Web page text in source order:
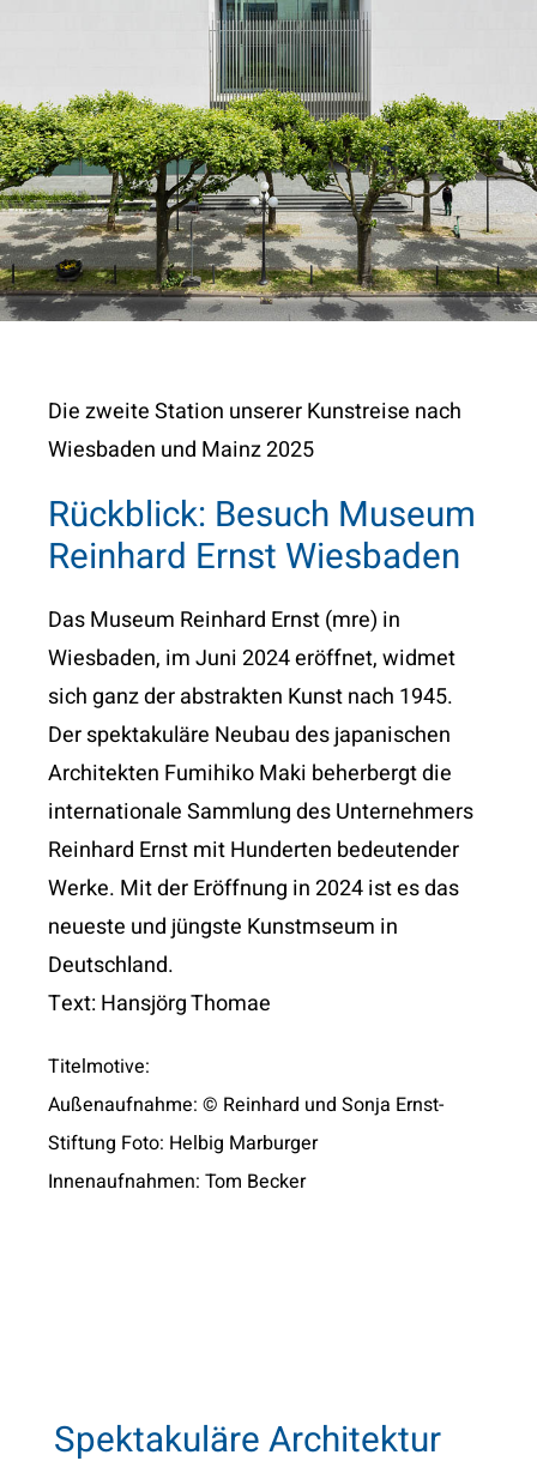
KONTAKT
Die zweite Station unserer Kunstreise nach
Wiesbaden und Mainz 2025
Rückblick: Besuch Museum
Reinhard Ernst Wiesbaden
Das Museum Reinhard Ernst (mre) in
Wiesbaden, im Juni 2024 eröffnet, widmet
sich ganz der abstrakten Kunst nach 1945.
Der spektakuläre Neubau des japanischen
Architekten Fumihiko Maki beherbergt die
internationale Sammlung des Unternehmers
Reinhard Ernst mit Hunderten bedeutender
Werke. Mit der Eröffnung in 2024 ist es das
neueste und jüngste Kunstmseum in
Deutschland.
Text: Hansjörg Thomae
Titelmotive:
Außenaufnahme: © Reinhard und Sonja Ernst-
Stiftung Foto: Helbig Marburger
Innenaufnahmen: Tom Becker
Spektakuläre Architektur